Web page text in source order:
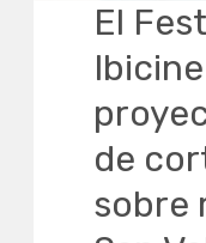
El
de
sobre